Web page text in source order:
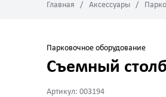
Главная Аксессуары
Парковочное оборудование
Съемный
Артикул: 003194